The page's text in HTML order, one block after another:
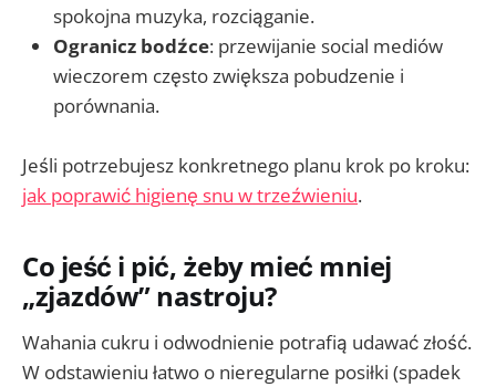
spokojna muzyka, rozciąganie.
Ogranicz bodźce: przewijanie social mediów
wieczorem często zwiększa pobudzenie i
porównania.
Jeśli potrzebujesz konkretnego planu krok po kroku:
jak poprawić higienę snu w trzeźwieniu.
Co jeść i pić, żeby mieć mniej
„zjazdów” nastroju?
Wahania cukru i odwodnienie potrafią udawać złość.
W odstawieniu łatwo o nieregularne posiłki (spadek